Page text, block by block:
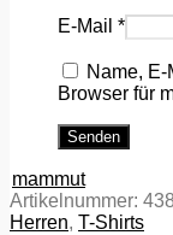
E-Mail *
Name,
Browser für
mammut
Artikelnummer:
Herren, T-Shirts